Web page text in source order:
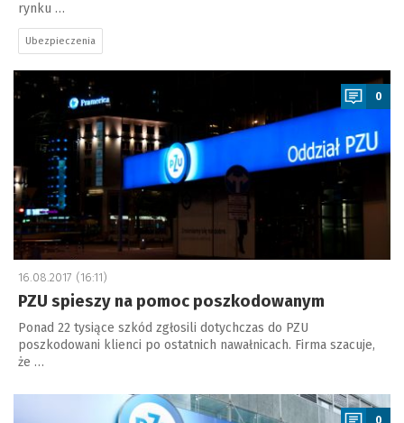
rynku …
Ubezpieczenia
a
0
16.08.2017 (16:11)
PZU spieszy na pomoc poszkodowanym
Ponad 22 tysiące szkód zgłosili dotychczas do PZU
poszkodowani klienci po ostatnich nawałnicach. Firma szacuje,
że …
a
0